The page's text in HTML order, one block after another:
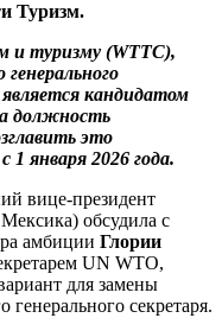
Туризм.
и туризму (WTTC),
кандидатом
должность
это
января 2026 года.
вице-президент
обсудила с
амбиции Глории
UN WTO,
для замены
генерального секретаря.